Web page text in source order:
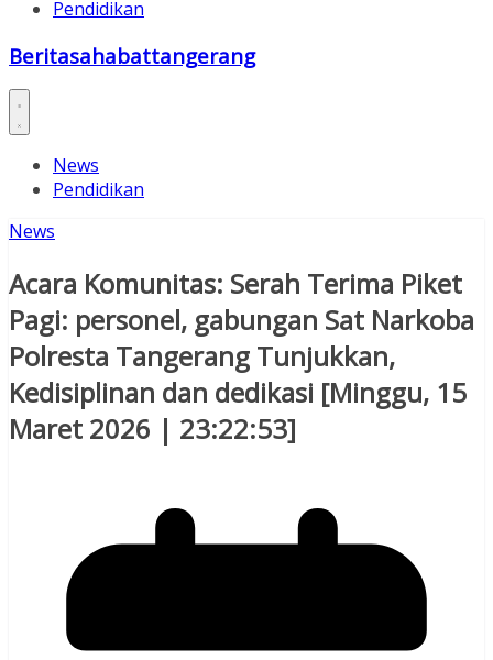
Pendidikan
Beritasahabattangerang
News
Pendidikan
News
Acara Komunitas: Serah Terima Piket
Pagi: personel, gabungan Sat Narkoba
Polresta Tangerang Tunjukkan,
Kedisiplinan dan dedikasi [Minggu, 15
Maret 2026 | 23:22:53]